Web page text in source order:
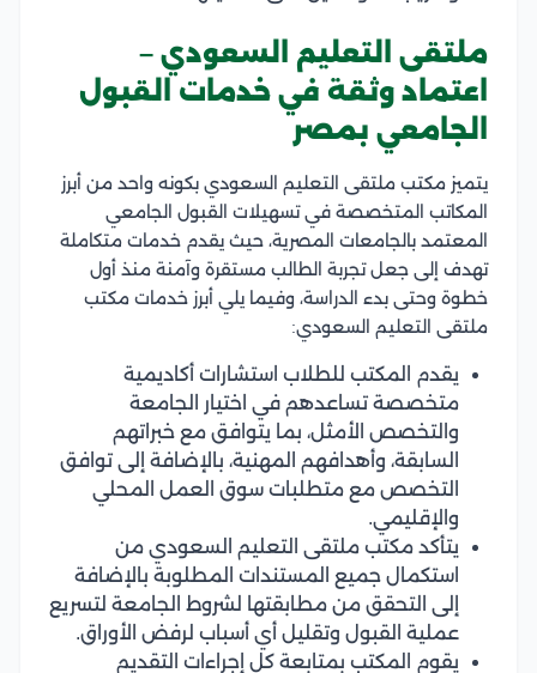
ملتقى التعليم السعودي –
اعتماد وثقة في خدمات القبول
الجامعي بمصر
يتميز مكتب ملتقى التعليم السعودي بكونه واحد من أبرز
المكاتب المتخصصة في تسهيلات القبول الجامعي
المعتمد بالجامعات المصرية، حيث يقدم خدمات متكاملة
تهدف إلى جعل تجربة الطالب مستقرة وآمنة منذ أول
خطوة وحتى بدء الدراسة، وفيما يلي أبرز خدمات مكتب
ملتقى التعليم السعودي:
يقدم المكتب للطلاب استشارات أكاديمية
متخصصة تساعدهم في اختيار الجامعة
والتخصص الأمثل، بما يتوافق مع خبراتهم
السابقة، وأهدافهم المهنية، بالإضافة إلى توافق
التخصص مع متطلبات سوق العمل المحلي
والإقليمي.
يتأكد مكتب ملتقى التعليم السعودي من
استكمال جميع المستندات المطلوبة بالإضافة
إلى التحقق من مطابقتها لشروط الجامعة لتسريع
عملية القبول وتقليل أي أسباب لرفض الأوراق.
يقوم المكتب بمتابعة كل إجراءات التقديم